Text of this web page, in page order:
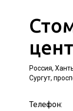
Россия,
Сургут,
Телефон: